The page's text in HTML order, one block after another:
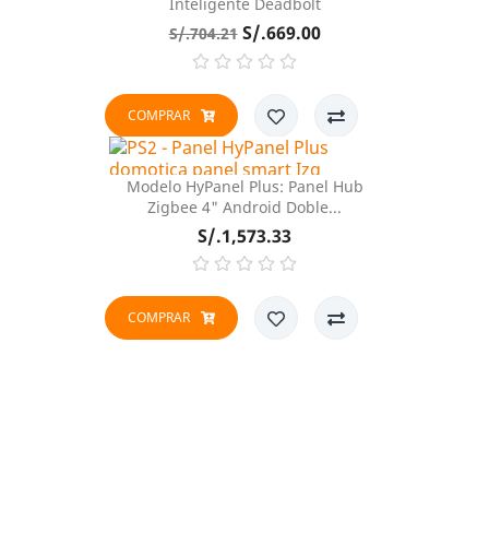
Precio
base
S/.704.21 Precio
S/.669.00
COMPRAR
Modelo HyPanel Plus: Panel Hub
Zigbee 4" Android Doble...
Precio
S/.1,573.33
COMPRAR